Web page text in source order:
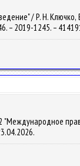
/ Р. Н. Ключко,
– 2019-1245. –